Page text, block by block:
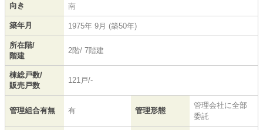
向き 南
築年月 1975年 9月 (築50年)
所在階/
階建
2階/ 7階建
棟総戸数/
販売戸数
121戸/-
管理組合有無 有 管理形態
管理会社に全部
委託